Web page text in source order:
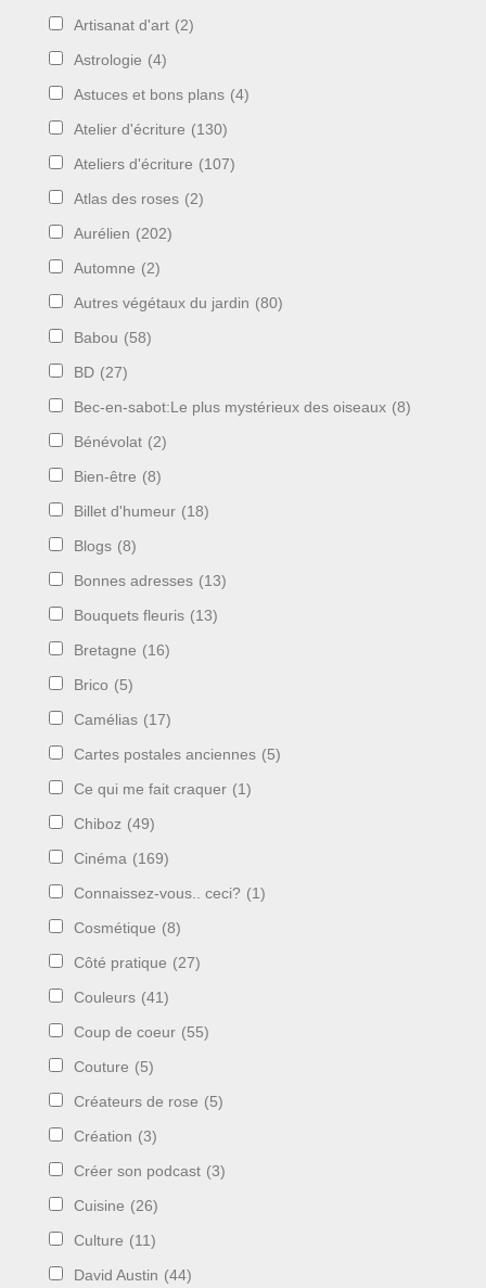
Artisanat d'art (2)
Astrologie (4)
Astuces et bons plans (4)
Atelier d'écriture (130)
Ateliers d'écriture (107)
Atlas des roses (2)
Aurélien (202)
Automne (2)
Autres végétaux du jardin (80)
Babou (58)
BD (27)
Bec-en-sabot:Le plus mystérieux des oiseaux (8)
Bénévolat (2)
Bien-être (8)
Billet d'humeur (18)
Blogs (8)
Bonnes adresses (13)
Bouquets fleuris (13)
Bretagne (16)
Brico (5)
Camélias (17)
Cartes postales anciennes (5)
Ce qui me fait craquer (1)
Chiboz (49)
Cinéma (169)
Connaissez-vous.. ceci? (1)
Cosmétique (8)
Côté pratique (27)
Couleurs (41)
Coup de coeur (55)
Couture (5)
Créateurs de rose (5)
Création (3)
Créer son podcast (3)
Cuisine (26)
Culture (11)
David Austin (44)